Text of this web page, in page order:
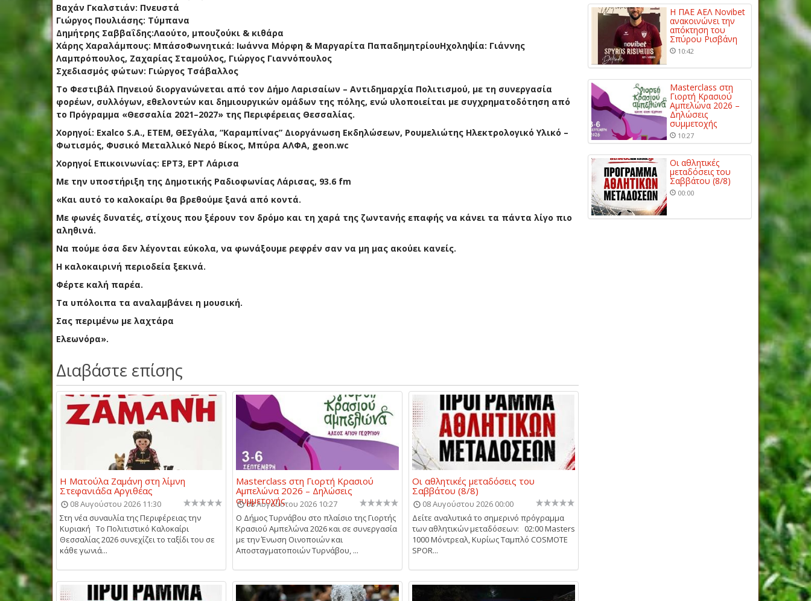
Βαχάν Γκαλστιάν: Πνευστά
Γιώργος Πουλιάσης: Τύμπανα
Δημήτρης Σαββαΐδης:Λαούτο, μπουζούκι & κιθάρα
Χάρης Χαραλάμπους: ΜπάσοΦωνητικά: Ιωάννα Μόρφη & Μαργαρίτα ΠαπαδημητρίουΗχοληψία: Γιάννης
Λαμπρόπουλος, Ζαχαρίας Σταμούλος, Γιώργος Γιαννόπουλος
Σχεδιασμός φώτων: Γιώργος Τσάβαλλος
Το Φεστιβάλ Πηνειού διοργανώνεται από τον Δήμο Λαρισαίων – Αντιδημαρχία Πολιτισμού, με τη συνεργασία
φορέων, συλλόγων, εθελοντών και δημιουργικών ομάδων της πόλης, ενώ υλοποιείται με συγχρηματοδότηση από
το Πρόγραμμα «Θεσσαλία 2021–2027» της Περιφέρειας Θεσσαλίας.
Χορηγοί: Exalco S.A., ETEM, ΘΕΣγάλα, “Καραμπίνας” Διοργάνωση Εκδηλώσεων, Ρουμελιώτης Ηλεκτρολογικό Υλικό –
Φωτισμός, Φυσικό Μεταλλικό Νερό Βίκος, Μπύρα ΑΛΦΑ, geon.wc
Χορηγοί Επικοινωνίας: ΕΡΤ3, ΕΡΤ Λάρισα
Με την υποστήριξη της Δημοτικής Ραδιοφωνίας Λάρισας, 93.6 fm
«Και αυτό το καλοκαίρι θα βρεθούμε ξανά από κοντά.
Με φωνές δυνατές, στίχους που ξέρουν τον δρόμο και τη χαρά της ζωντανής επαφής να κάνει τα πάντα λίγο πιο
αληθινά.
Να πούμε όσα δεν λέγονται εύκολα, να φωνάξουμε ρεφρέν σαν να μη μας ακούει κανείς.
Η καλοκαιρινή περιοδεία ξεκινά.
Φέρτε καλή παρέα.
Τα υπόλοιπα τα αναλαμβάνει η μουσική.
Σας περιμένω με λαχτάρα
Ελεωνόρα».
Διαβάστε επίσης
Η Ματούλα Ζαμάνη στη λίμνη
Στεφανιάδα Αργιθέας
08 Αυγούστου 2026 11:30
Στη νέα συναυλία της Περιφέρειας την
Κυριακή Το Πολιτιστικό Καλοκαίρι
Θεσσαλίας 2026 συνεχίζει το ταξίδι του σε
κάθε γωνιά...
Masterclass στη Γιορτή Κρασιού
Αμπελώνα 2026 – Δηλώσεις
συμμετοχής
08 Αυγούστου 2026 10:27
Ο Δήμος Τυρνάβου στο πλαίσιο της Γιορτής
Κρασιού Αμπελώνα 2026 και σε συνεργασία
με την Ένωση Οινοποιών και
Αποσταγματοποιών Τυρνάβου, ...
Οι αθλητικές μεταδόσεις του
Σαββάτου (8/8)
08 Αυγούστου 2026 00:00
Δείτε αναλυτικά το σημερινό πρόγραμμα
των αθλητικών μεταδόσεων: 02:00 Masters
1000 Μόντρεαλ, Κυρίως Ταμπλό COSMOTE
SPOR...
Η ΠΑΕ ΑΕΛ Novibet
ανακοινώνει την
απόκτηση του
Σπύρου Ρισβάνη
10:42
Masterclass στη
Γιορτή Κρασιού
Αμπελώνα 2026 –
Δηλώσεις
συμμετοχής
10:27
Οι αθλητικές
μεταδόσεις του
Σαββάτου (8/8)
00:00